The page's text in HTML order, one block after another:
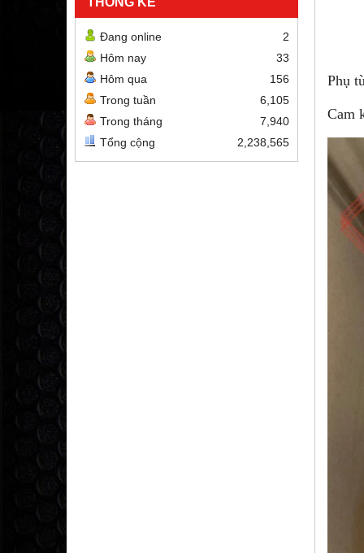
Đang online
2
Hôm nay
33
Hôm qua
156
Trong tuần
6,105
Trong tháng
7,940
Tổng cộng
2,238,565
Phụ
Cam